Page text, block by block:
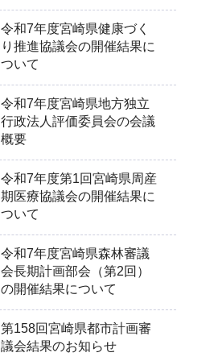
令和7年度宮崎県健康づく
り推進協議会の開催結果に
ついて
令和7年度宮崎県地方独立
行政法人評価委員会の会議
概要
令和7年度第1回宮崎県周産
期医療協議会の開催結果に
ついて
令和7年度宮崎県森林審議
会長期計画部会（第2回）
の開催結果について
第158回宮崎県都市計画審
議会結果のお知らせ